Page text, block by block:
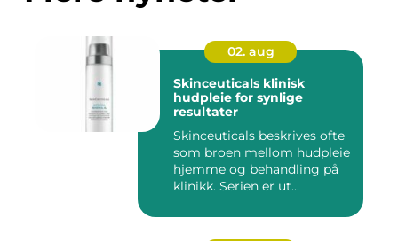
02. aug
Skinceuticals klinisk
hudpleie for synlige
resultater
Skinceuticals beskrives ofte
som broen mellom hudpleie
hjemme og behandling på
klinikk. Serien er ut...